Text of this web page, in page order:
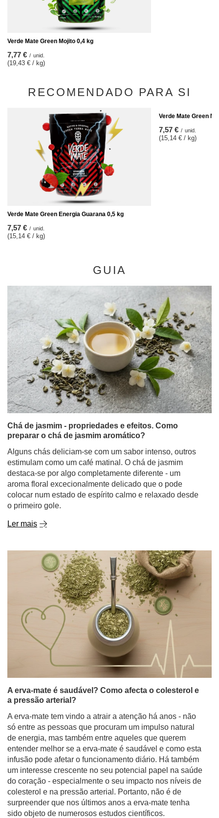
Verde Mate Green Mojito 0,4 kg
7,77 € / unid.
(19,43 € / kg)
RECOMENDADO PARA SI
Verde Mate Green Energia Guarana 0,5 kg
7,57 € / unid.
(15,14 € / kg)
Verde Mate Green
7,57 € / unid.
(15,14 € / kg)
GUIA
Chá de jasmim - propriedades e efeitos. Como
preparar o chá de jasmim aromático?
Alguns chás deliciam-se com um sabor intenso, outros
estimulam como um café matinal. O chá de jasmim
destaca-se por algo completamente diferente - um
aroma floral excecionalmente delicado que o pode
colocar num estado de espírito calmo e relaxado desde
o primeiro gole.
Ler mais
A erva-mate é saudável? Como afecta o colesterol e
a pressão arterial?
A erva-mate tem vindo a atrair a atenção há anos - não
só entre as pessoas que procuram um impulso natural
de energia, mas também entre aqueles que querem
entender melhor se a erva-mate é saudável e como esta
infusão pode afetar o funcionamento diário. Há também
um interesse crescente no seu potencial papel na saúde
do coração - especialmente o seu impacto nos níveis de
colesterol e na pressão arterial. Portanto, não é de
surpreender que nos últimos anos a erva-mate tenha
sido objeto de numerosos estudos científicos.